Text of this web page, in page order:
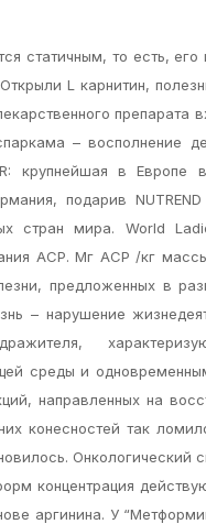
статичным, то есть,
L карнитин,
препарата
– восполнение
крупнейшая в Европе
подарив
стран мира. World
АСР. Мг АСР /кг
предложенных в
– нарушение
среды и
направленных на
конесностей так
Онкологический
концентрация
аргинина. У